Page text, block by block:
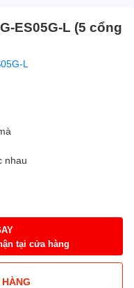
ES05G-L (5 cổng
L
nhau
tại cửa hàng